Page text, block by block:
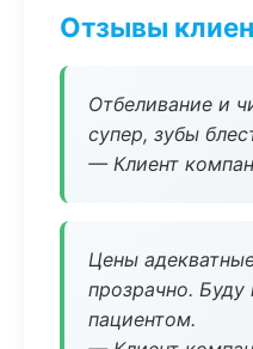
Отзывы
Отбеливание и
супер, зубы
— Клиент
Цены
прозрачно.
пациентом.